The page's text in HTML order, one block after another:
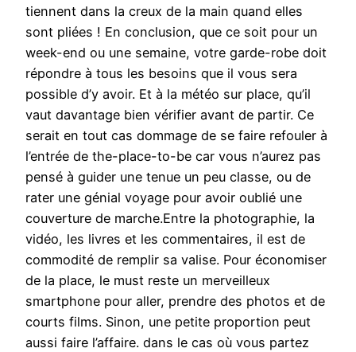
tiennent dans la creux de la main quand elles
sont pliées ! En conclusion, que ce soit pour un
week-end ou une semaine, votre garde-robe doit
répondre à tous les besoins que il vous sera
possible d’y avoir. Et à la météo sur place, qu’il
vaut davantage bien vérifier avant de partir. Ce
serait en tout cas dommage de se faire refouler à
l’entrée de the-place-to-be car vous n’aurez pas
pensé à guider une tenue un peu classe, ou de
rater une génial voyage pour avoir oublié une
couverture de marche.Entre la photographie, la
vidéo, les livres et les commentaires, il est de
commodité de remplir sa valise. Pour économiser
de la place, le must reste un merveilleux
smartphone pour aller, prendre des photos et de
courts films. Sinon, une petite proportion peut
aussi faire l’affaire. dans le cas où vous partez